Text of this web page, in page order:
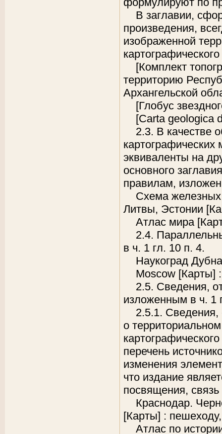
В заглавии,
произведения,
изображенной
[Комплект
территорию
Архангельской
[Глобус
[Carta geologica
2.3. В качестве
эквиваленты на
основного
правилам,
Схема железных
Литвы, Эстонии
Атлас мира
2.4.
в ч. 1 гл. 10 п. 4.
Наукоград
Moscow [Карты]
2.5. Сведения,
изложенным в ч. 1
2.5.1. Сведения,
о
перечень
изменения
что издание
посвящения,
Краснодар.
[Карты] :
Атлас по